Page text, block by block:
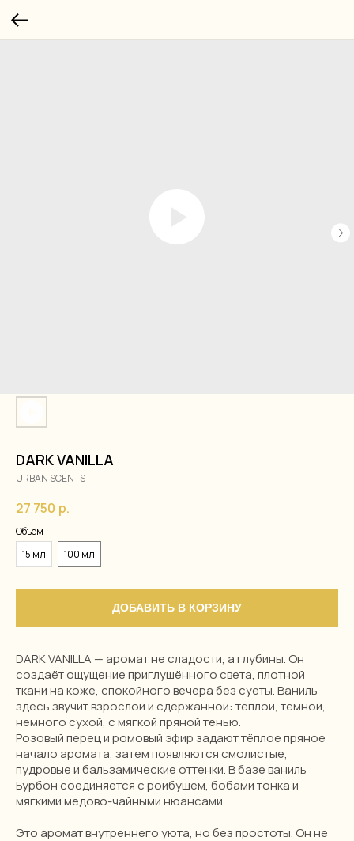
DARK VANILLA
URBAN SCENTS
27 750 р.
Объём
15 мл
100 мл
ДОБАВИТЬ В КОРЗИНУ
DARK VANILLA — аромат не сладости, а глубины. Он
создаёт ощущение приглушённого света, плотной
ткани на коже, спокойного вечера без суеты. Ваниль
здесь звучит взрослой и сдержанной: тёплой, тёмной,
немного сухой, с мягкой пряной тенью.
Розовый перец и ромовый эфир задают тёплое пряное
начало аромата, затем появляются смолистые,
пудровые и бальзамические оттенки. В базе ваниль
Бурбон соединяется с ройбушем, бобами тонка и
мягкими медово-чайными нюансами.
Это аромат внутреннего уюта, но без простоты. Он не